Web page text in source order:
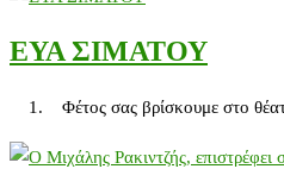
ΕΥΑ ΣΙΜΑΤΟΥ
1. Φέτος σας βρίσκουμε στο